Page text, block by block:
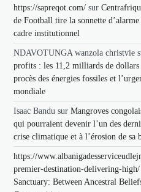
https://sapreqot.com/ sur
de Football tire la sonnette
cadre institutionnel
NDAVOTUNGA wanzola christvie
profits : les 11,2 milliards de
procès des énergies fossiles et
mondiale
Isaac Bandu surMangroves
qui pourraient devenir l’un des
crise climatique et à l’érosion de sa
https://
premier-destination-delivering-high/
Sanctuary: Between Ancestral